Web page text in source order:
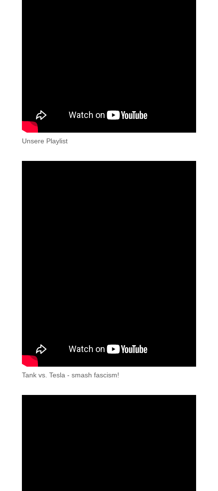
Unsere Playlist
Tank vs. Tesla - smash fascism!